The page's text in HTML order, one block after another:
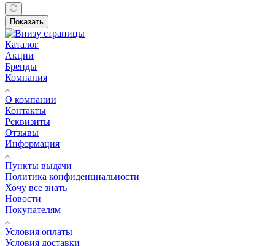
Показать
Каталог
Акции
Бренды
Компания
О компании
Контакты
Реквизиты
Отзывы
Информация
Пункты выдачи
Политика конфиденциальности
Хочу все знать
Новости
Покупателям
Условия оплаты
Условия доставки